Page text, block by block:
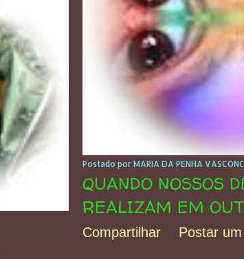
Postado por MARIA DA PENHA
QUANDO NOSSOS
REALIZAM EM
Compartilhar Postar